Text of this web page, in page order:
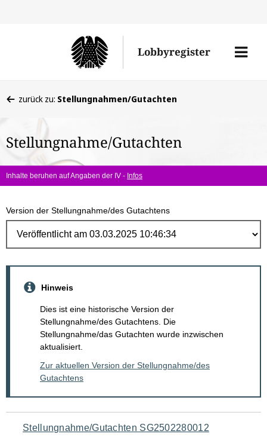
Lobbyregister
Menü
befinden
hier:
zurück zu: Stellungnahmen/Gutachten
Stellungnahme/Gutachten
Inhalte beruhen auf Angaben der IV - Infos
Version der Stellungnahme/des Gutachtens
Hinweis
Dies ist eine historische Version der
Stellungnahme/des Gutachtens. Die
Stellungnahme/das Gutachten wurde inzwischen
aktualisiert.
Zur aktuellen Version der Stellungnahme/des
Gutachtens
Navigation
Stellungnahme/Gutachten SG2502280012